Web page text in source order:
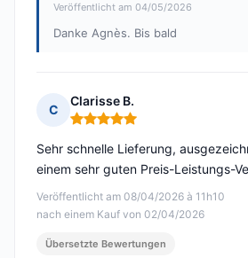
Veröffentlicht am 04/05/2026
Danke Agnès. Bis bald
C
Clarisse B.
Hinweis: 5 von 5
Veröffentlicht am 08/04/2026 à 11h10
nach einem Kauf von 02/04/2026
Sehr schnelle Lieferung,
einem sehr guten Preis-Leistungs-
Übersetzte Bewertungen